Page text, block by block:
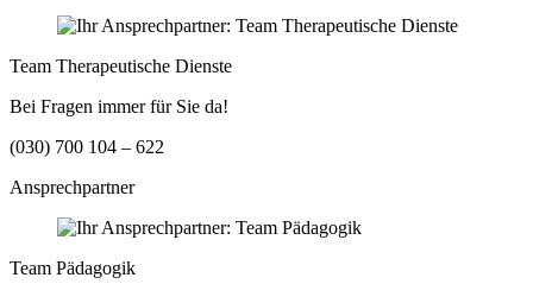
Team Therapeutische Dienste
Bei Fragen immer für Sie da!
(030) 700 104 – 622
Ansprechpartner
Team Pädagogik